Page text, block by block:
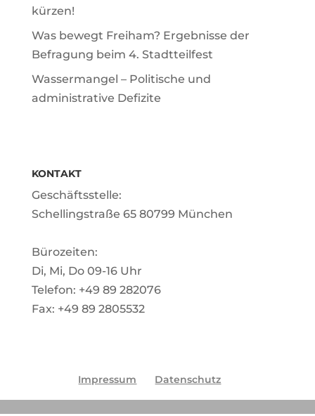
kürzen!
Was bewegt Freiham? Ergebnisse der
Befragung beim 4. Stadtteilfest
Wassermangel – Politische und
administrative Defizite
KONTAKT
Geschäftsstelle:
Schellingstraße 65 80799 München
Bürozeiten:
Di, Mi, Do 09-16 Uhr
Telefon: +49 89 282076
Fax: +49 89 2805532
Impressum Datenschutz